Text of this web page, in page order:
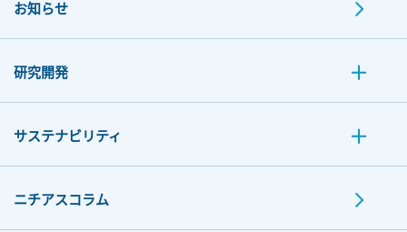
お知らせ
研究開発
サステナビリティ
ニチアスコラム